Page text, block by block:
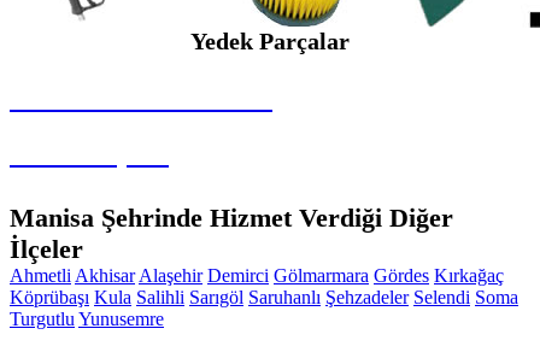
Yedek Parçalar
Manisa Şehrinde Hizmet Verdiği Diğer
İlçeler
Ahmetli Akhisar Alaşehir Demirci Gölmarmara Gördes Kırkağaç
Köprübaşı Kula Salihli Sarıgöl Saruhanlı Şehzadeler Selendi Soma
Turgutlu Yunusemre